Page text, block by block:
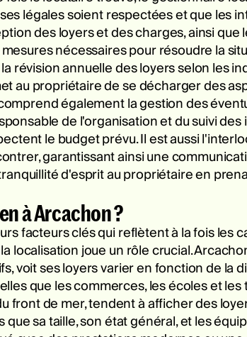
légales soient respectées et que les
des loyers et des charges, ainsi que
nécessaires pour résoudre la
révision annuelle des loyers selon les
au propriétaire de se décharger des
également la gestion des
de l'organisation et du suivi
le budget prévu. Il est aussi
garantissant ainsi une
d'esprit au propriétaire en
à Arcachon ?
facteurs clés qui reflètent à la fois les
localisation joue un rôle crucial.
voit ses loyers varier en fonction de la
que les commerces, les écoles et
de mer, tendent à afficher des
sa taille, son état général, et les